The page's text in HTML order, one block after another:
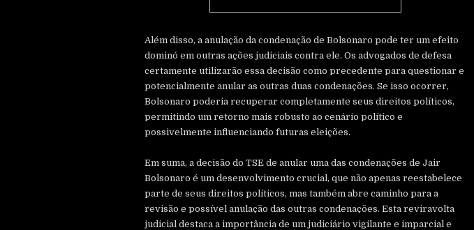
Além disso, a anulação da condenação de Bolsonaro pode ter um efeito
dominó em outras ações judiciais contra ele. Os advogados de defesa
certamente utilizarão essa decisão como precedente para questionar e
potencialmente anular as outras duas condenações. Se isso ocorrer,
Bolsonaro poderia recuperar completamente seus direitos políticos,
permitindo um retorno mais robusto ao cenário político e
possivelmente influenciando futuras eleições.
Em suma, a decisão do TSE de anular uma das condenações de Jair
Bolsonaro é um desenvolvimento crucial, que não apenas reestabelece
parte de seus direitos políticos, mas também abre caminho para a
revisão e possível anulação das outras condenações. Esta reviravolta
judicial destaca a importância de um judiciário vigilante e imparcial e